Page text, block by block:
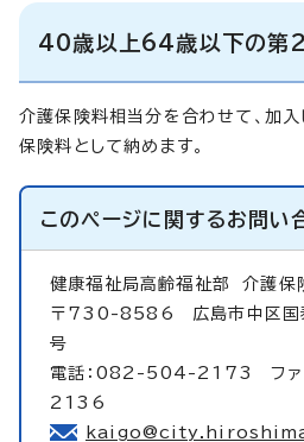
40歳以上64歳以下の第
介護保険料相当分を合わせて、加
保険料として納めます。
このページに関するお問い
健康福祉局高齢福祉部介護保
〒730-8586 広島市中区国
号
電話：082-504-2173 ファ
2136